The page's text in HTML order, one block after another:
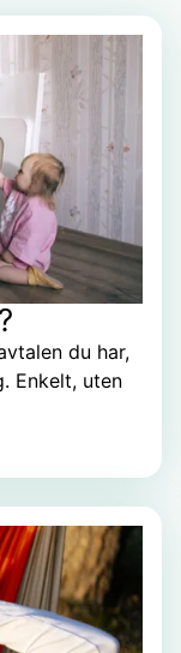
du har,
Enkelt, uten